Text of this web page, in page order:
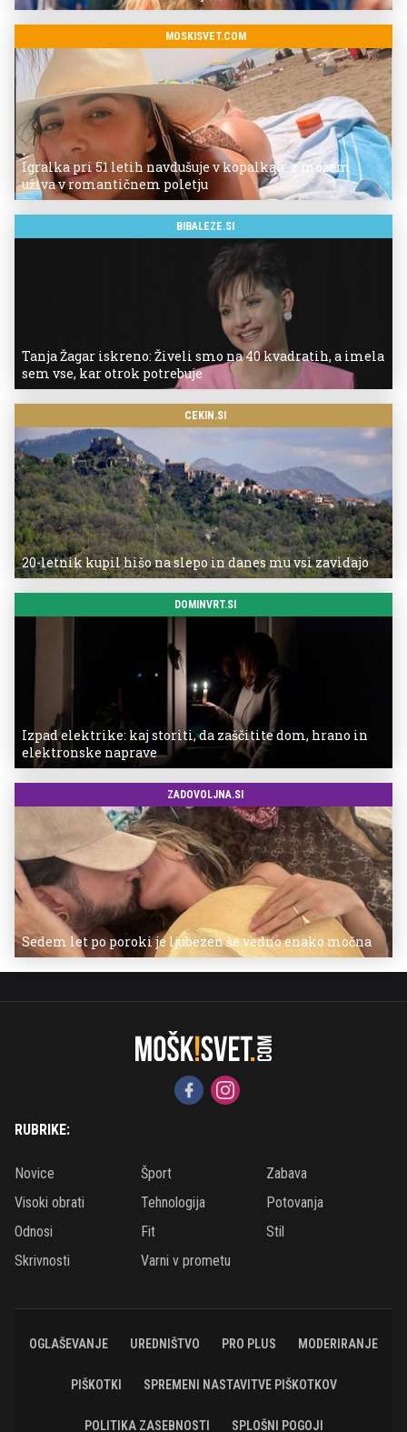
MOSKISVET.COM
Igralka pri 51 letih navdušuje v kopalkah: z možem
uživa v romantičnem poletju
BIBALEZE.SI
Tanja Žagar iskreno: Živeli smo na 40 kvadratih, a imela
sem vse, kar otrok potrebuje
CEKIN.SI
20-letnik kupil hišo na slepo in danes mu vsi zavidajo
DOMINVRT.SI
Izpad elektrike: kaj storiti, da zaščitite dom, hrano in
elektronske naprave
ZADOVOLJNA.SI
Sedem let po poroki je ljubezen še vedno enako močna
RUBRIKE:
Novice Šport
Zabava
Visoki obrati
Tehnologija
Potovanja
Odnosi
Fit
Stil
Skrivnosti
Varni v prometu
OGLAŠEVANJE UREDNIŠTVO PRO PLUS MODERIRANJE
PIŠKOTKI SPREMENI NASTAVITVE PIŠKOTKOV
POLITIKA ZASEBNOSTI SPLOŠNI POGOJI